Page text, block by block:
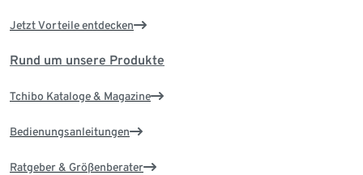
Jetzt Vorteile entdecken
Rund um unsere Produkte
Tchibo Kataloge & Magazine
Bedienungsanleitungen
Ratgeber & Größenberater